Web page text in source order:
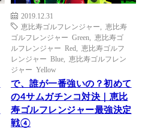
2019.12.31
恵比寿ゴルフレンジャー
恵比寿
ゴルフレンジャー Green
恵比寿ゴ
ルフレンジャー Red
恵比寿ゴルフ
レンジャー Blue
恵比寿ゴルフレン
ジャー Yellow
で、誰が一番強いの？初めて
の4サムガチンコ対決｜恵比
寿ゴルフレンジャー最強決定
戦④